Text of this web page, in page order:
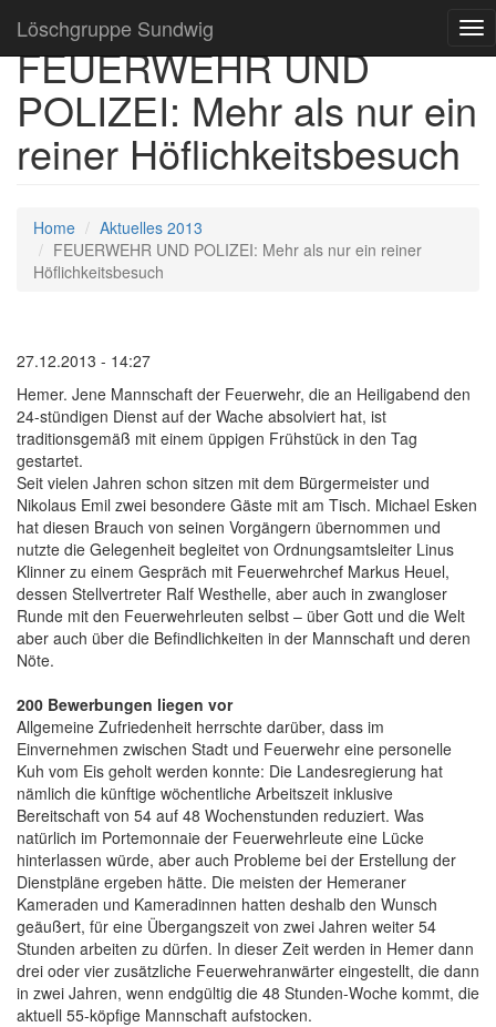
Löschgruppe Sundwig
FEUERWEHR UND
POLIZEI: Mehr als nur ein
reiner Höflichkeitsbesuch
Home
Aktuelles 2013
FEUERWEHR UND POLIZEI: Mehr als nur ein reiner
Höflichkeitsbesuch
27.12.2013 - 14:27
Hemer. Jene Mannschaft der Feuerwehr, die an Heiligabend den
24-stündigen Dienst auf der Wache absolviert hat, ist
traditionsgemäß mit einem üppigen Frühstück in den Tag
gestartet.
Seit vielen Jahren schon sitzen mit dem Bürgermeister und
Nikolaus Emil zwei besondere Gäste mit am Tisch. Michael Esken
hat diesen Brauch von seinen Vorgängern übernommen und
nutzte die Gelegenheit begleitet von Ordnungsamtsleiter Linus
Klinner zu einem Gespräch mit Feuerwehrchef Markus Heuel,
dessen Stellvertreter Ralf Westhelle, aber auch in zwangloser
Runde mit den Feuerwehrleuten selbst – über Gott und die Welt
aber auch über die Befindlichkeiten in der Mannschaft und deren
Nöte.
200 Bewerbungen liegen vor
Allgemeine Zufriedenheit herrschte darüber, dass im
Einvernehmen zwischen Stadt und Feuerwehr eine personelle
Kuh vom Eis geholt werden konnte: Die Landesregierung hat
nämlich die künftige wöchentliche Arbeitszeit inklusive
Bereitschaft von 54 auf 48 Wochenstunden reduziert. Was
natürlich im Portemonnaie der Feuerwehrleute eine Lücke
hinterlassen würde, aber auch Probleme bei der Erstellung der
Dienstpläne ergeben hätte. Die meisten der Hemeraner
Kameraden und Kameradinnen hatten deshalb den Wunsch
geäußert, für eine Übergangszeit von zwei Jahren weiter 54
Stunden arbeiten zu dürfen. In dieser Zeit werden in Hemer dann
drei oder vier zusätzliche Feuerwehranwärter eingestellt, die dann
in zwei Jahren, wenn endgültig die 48 Stunden-Woche kommt, die
aktuell 55-köpfige Mannschaft aufstocken.